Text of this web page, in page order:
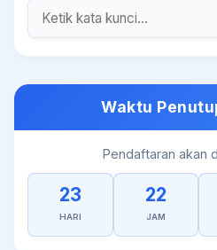
Waktu
Pendaftaran akan
23
HARI
22
JAM